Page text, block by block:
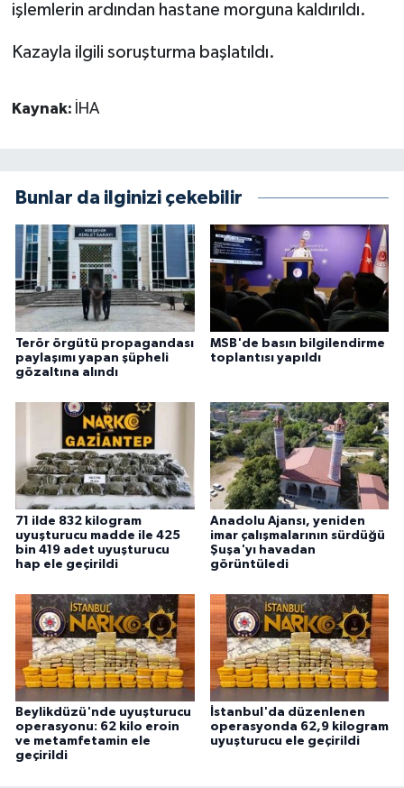
işlemlerin ardından hastane morguna kaldırıldı.
Kazayla ilgili soruşturma başlatıldı.
Kaynak: İHA
Bunlar da ilginizi çekebilir
Terör örgütü propagandası
paylaşımı yapan şüpheli
gözaltına alındı
MSB'de basın bilgilendirme
toplantısı yapıldı
71 ilde 832 kilogram
uyuşturucu madde ile 425
bin 419 adet uyuşturucu
hap ele geçirildi
Anadolu Ajansı, yeniden
imar çalışmalarının sürdüğü
Şuşa'yı havadan
görüntüledi
Beylikdüzü'nde uyuşturucu
operasyonu: 62 kilo eroin
ve metamfetamin ele
geçirildi
İstanbul'da düzenlenen
operasyonda 62,9 kilogram
uyuşturucu ele geçirildi